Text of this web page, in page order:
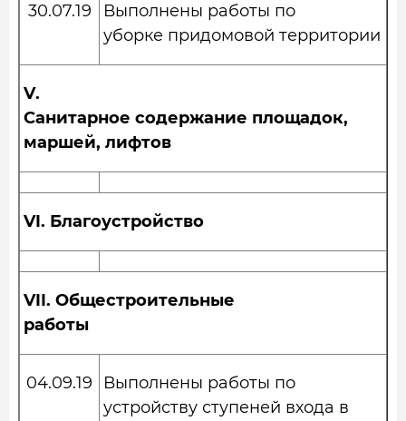
30.07.19
Выполнены работы по
уборке придомовой территории
V.
Санитарное содержание площадок,
маршей, лифтов
VI. Благоустройство
VII. Общестроительные
работы
04.09.19
Выполнены работы по
устройству ступеней входа в